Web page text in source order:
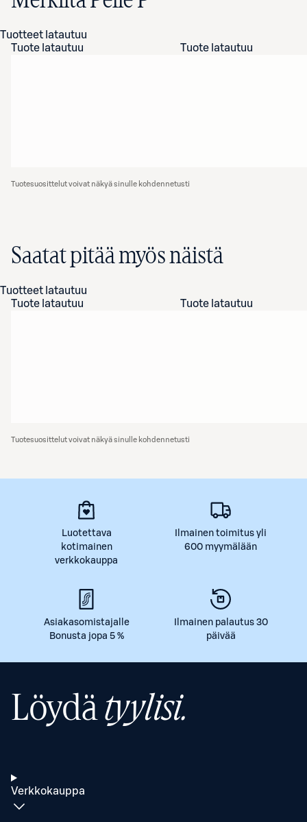
Tuotteet latautuu
Tuote latautuu
Tuote latautuu
Tuotesuosittelut voivat näkyä sinulle kohdennetusti
Saatat pitää myös näistä
Tuotteet latautuu
Tuote latautuu
Tuote latautuu
Tuotesuosittelut voivat näkyä sinulle kohdennetusti
Luotettava
kotimainen
verkkokauppa
Ilmainen toimitus yli
600 myymälään
Asiakasomistajalle
Bonusta jopa 5 %
Ilmainen palautus 30
päivää
Löydätyylisi.
Verkkokauppa